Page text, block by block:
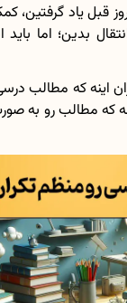
قبل یاد گرفتین،
بدین؛ اما باید
اینه که مطالب
مطالب رو به